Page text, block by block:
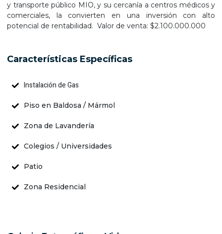
y transporte público MIO, y su cercanía a centros médicos y
comerciales, la convierten en una inversión con alto
potencial de rentabilidad. Valor de venta: $2.100.000.000
Características Específicas
Instalación de Gas
Piso en Baldosa / Mármol
Zona de Lavandería
Colegios / Universidades
Patio
Zona Residencial